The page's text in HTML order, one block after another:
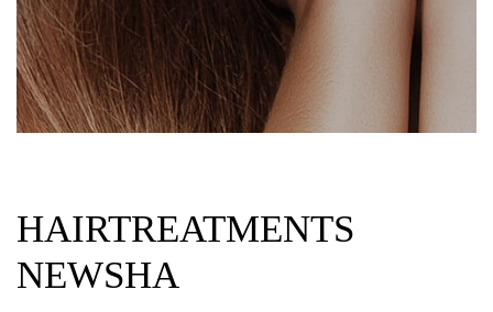
HAIRTREATMENTS
NEWSHA